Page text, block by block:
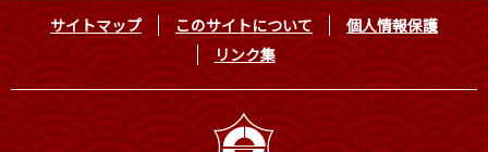
サイトマップ このサイトについて
個人情報保護
リンク集